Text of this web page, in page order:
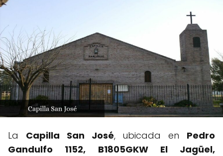
La Capilla San José, ubicada en Pedro
Gandulfo 1152, B1805GKW El Jagüel,